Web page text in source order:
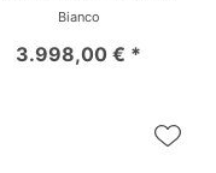
Bianco
3.998,00 € *